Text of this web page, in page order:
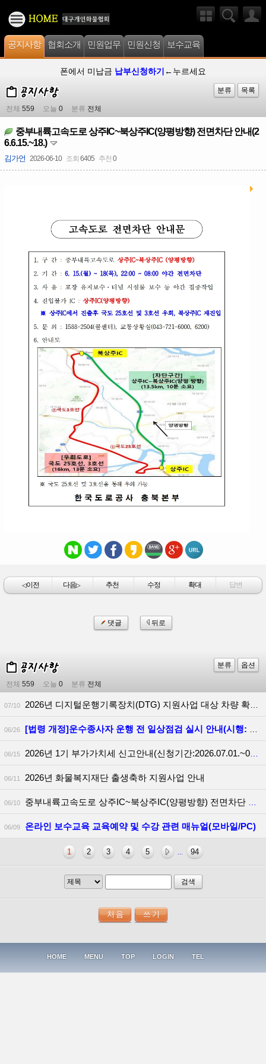
공지사항 협회소개 민원업무 민원신청 보수교육
폰에서 미납금 납부신청하기 ←누르세요
분류 목록
전체 559 오늘 0 분류 전체
중부내륙고속도로 상주IC~북상주IC(양평방향) 전면차단 안내(2
6.6.15.~18.)
김가언 2026-06-10 조회 6405 추천 0
◁이전 다음▷ 추천 수정 확대 답변
댓글 뒤로
분류 옵션
전체 559 오늘 0 분류 전체
07/10 2026년 디지털운행기록장치(DTG) 지원사업 대상 차량 확대 안내
06/26 [법령 개정]운수종사자 운행 전 일상점검 실시 안내(시행: 2026.06.30.)
06/15 2026년 1기 부가가치세 신고안내(신청기간:2026.07.01.~07.14.)
06/11 2026년 화물복지재단 출생축하 지원사업 안내
06/10 중부내륙고속도로 상주IC~북상주IC(양평방향) 전면차단 안내(26.6.15.~18.)
06/09 온라인 보수교육 교육예약 및 수강 관련 매뉴얼(모바일/PC)
1 2 3 4 5 94
검색
HOME MENU TOP LOGIN TEL